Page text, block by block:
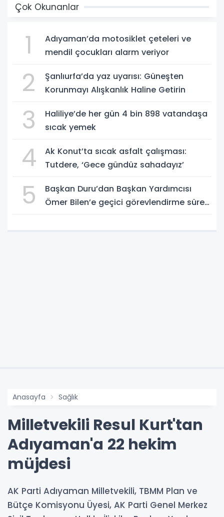
Çok Okunanlar
1
Adıyaman’da motosiklet çeteleri ve
mendil çocukları alarm veriyor
2
Şanlıurfa’da yaz uyarısı: Güneşten
Korunmayı Alışkanlık Haline Getirin
3
Haliliye’de her gün 4 bin 898 vatandaşa
sıcak yemek
4
Ak Konut’ta sıcak asfalt çalışması:
Tutdere, ‘Gece gündüz sahadayız’
5
Başkan Duru’dan Başkan Yardımcısı
Ömer Bilen’e geçici görevlendirme süreci
Anasayfa Sağlık
Milletvekili Resul Kurt'tan
Adıyaman'a 22 hekim
müjdesi
AK Parti Adıyaman Milletvekili, TBMM Plan ve
Bütçe Komisyonu Üyesi, AK Parti Genel Merkez